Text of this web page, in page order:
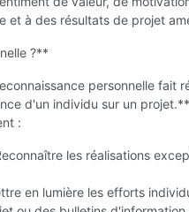
et à des résultats de projet
?**
personnelle fait
d'un individu sur un
:
les réalisations
en lumière les efforts